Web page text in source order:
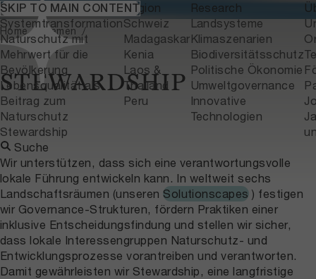
SKIP TO MAIN CONTENT
Themen
Systemtransformation
Naturschutz mit
Mehrwert für die
Bevölkerung
Lebensqualität als
Beitrag zum
Naturschutz
Stewardship
Region
Schweiz
Madagaskar
Kenia
Laos &
Thailand
Peru
Research
Landsysteme
Klimaszenarien
Biodiversitätsschutz
Politische Ökonomie
Umweltgovernance
Innovative
Technologien
Suche
Home
Themen
Home
Themen
STEWARDSHIP
Wir unterstützen, dass sich eine verantwortungsvolle
lokale Führung entwickeln kann. In weltweit sechs
Landschaftsräumen (unserenSolutionscapes ) festigen
wir Governance-Strukturen, fördern Praktiken einer
inklusive Entscheidungsfindung und stellen wir sicher,
dass lokale Interessengruppen Naturschutz- und
Entwicklungsprozesse vorantreiben und verantworten.
Damit gewährleisten wir Stewardship, eine langfristige